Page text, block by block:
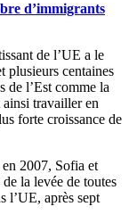
d’immigrants
de l’UE a le
plusieurs centaines
de l’Est comme la
travailler en
forte croissance de
2007, Sofia et
la levée de toutes
l’UE, après sept